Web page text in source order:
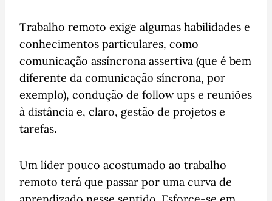
Trabalho remoto exige algumas habilidades e
conhecimentos particulares, como
comunicação assíncrona assertiva (que é bem
diferente da comunicação síncrona, por
exemplo), condução de follow ups e reuniões
à distância e, claro, gestão de projetos e
tarefas.
Um líder pouco acostumado ao trabalho
remoto terá que passar por uma curva de